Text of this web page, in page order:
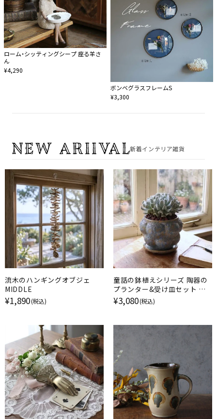
ローム・シッティングシープ 座る羊さ
ん
¥4,290
ボンベグラスフレームS
¥3,300
新着インテリア雑貨
流木のハンギングオブジェ
MIDDLE
¥1,890(税込)
童話の鉢植えシリーズ 陶器の
プランター&受け皿セット ポ
コポコの青い花
¥3,080(税込)